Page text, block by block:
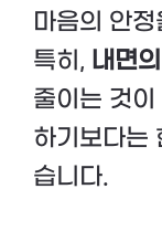
마음의 안
특히, 내면
줄이는 것
하기보다는
습니다.